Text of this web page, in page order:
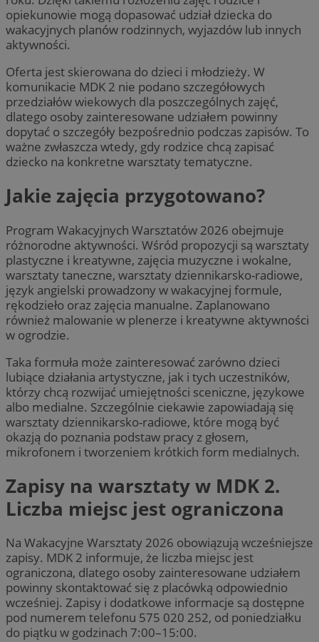
opiekunowie mogą dopasować udział dziecka do
wakacyjnych planów rodzinnych, wyjazdów lub innych
aktywności.
Oferta jest skierowana do dzieci i młodzieży. W
komunikacie MDK 2 nie podano szczegółowych
przedziałów wiekowych dla poszczególnych zajęć,
dlatego osoby zainteresowane udziałem powinny
dopytać o szczegóły bezpośrednio podczas zapisów. To
ważne zwłaszcza wtedy, gdy rodzice chcą zapisać
dziecko na konkretne warsztaty tematyczne.
Jakie zajęcia przygotowano?
Program Wakacyjnych Warsztatów 2026 obejmuje
różnorodne aktywności. Wśród propozycji są warsztaty
plastyczne i kreatywne, zajęcia muzyczne i wokalne,
warsztaty taneczne, warsztaty dziennikarsko-radiowe,
język angielski prowadzony w wakacyjnej formule,
rękodzieło oraz zajęcia manualne. Zaplanowano
również malowanie w plenerze i kreatywne aktywności
w ogrodzie.
Taka formuła może zainteresować zarówno dzieci
lubiące działania artystyczne, jak i tych uczestników,
którzy chcą rozwijać umiejętności sceniczne, językowe
albo medialne. Szczególnie ciekawie zapowiadają się
warsztaty dziennikarsko-radiowe, które mogą być
okazją do poznania podstaw pracy z głosem,
mikrofonem i tworzeniem krótkich form medialnych.
Zapisy na warsztaty w MDK 2.
Liczba miejsc jest ograniczona
Na Wakacyjne Warsztaty 2026 obowiązują wcześniejsze
zapisy. MDK 2 informuje, że liczba miejsc jest
ograniczona, dlatego osoby zainteresowane udziałem
powinny skontaktować się z placówką odpowiednio
wcześniej. Zapisy i dodatkowe informacje są dostępne
pod numerem telefonu 575 020 252, od poniedziałku
do piątku w godzinach 7:00–15:00.